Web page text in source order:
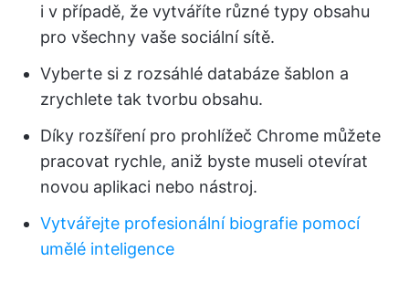
i v případě, že vytváříte různé typy obsahu
pro všechny vaše sociální sítě.
Vyberte si z rozsáhlé databáze šablon a
zrychlete tak tvorbu obsahu.
Díky rozšíření pro prohlížeč Chrome můžete
pracovat rychle, aniž byste museli otevírat
novou aplikaci nebo nástroj.
Vytvářejte profesionální biografie pomocí
umělé inteligence